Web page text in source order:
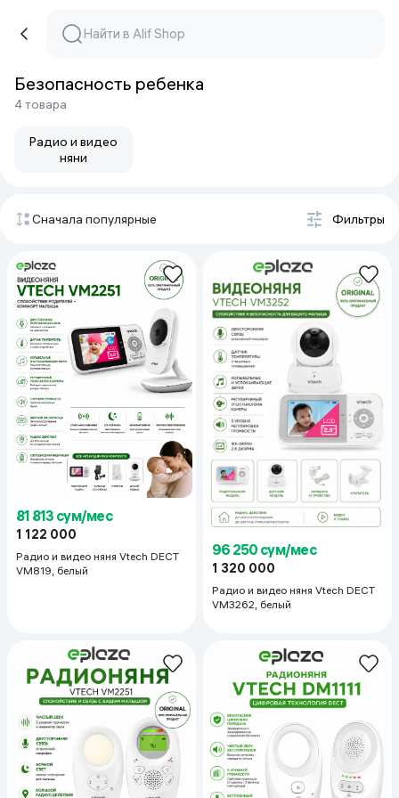
Безопасность ребенка
4 товара
Радио и видео
няни
Сначала популярные Фильтры
81 813 сум/мес
1 122 000
Радио и видео няня Vtech DECT
VM819, белый
96 250 сум/мес
1 320 000
Радио и видео няня Vtech DECT
VM3262, белый